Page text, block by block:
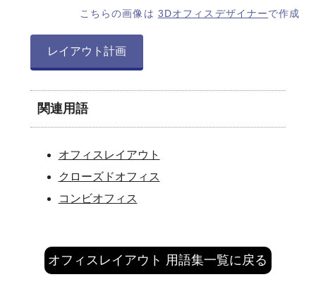
こちらの画像は 3Dオフィスデザイナーで作成
レイアウト計画
関連用語
オフィスレイアウト
クローズドオフィス
コンビオフィス
オフィスレイアウト 用語集一覧に戻る